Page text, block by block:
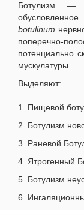
Ботулизм —
botulinum
поперечно-
потенциально
мускулатуры.
Выделяют:
1. Пищевой
2. Ботулизм
3. Раневой
4. Ятрогенный
5. Ботулизм
6.